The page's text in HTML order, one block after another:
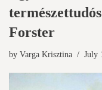
Forster
by Varga Krisztina July